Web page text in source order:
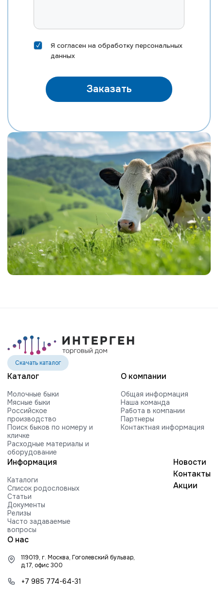
Я согласен на обработку персональных
данных
Заказать
Скачать каталог
Каталог
Молочные быки
Мясные быки
Российское
производство
Поиск быков по номеру и
кличке
Расходные материалы и
оборудование
О компании
Общая информация
Наша команда
Работа в компании
Партнеры
Контактная информация
Информация
Каталоги
Список родословных
Статьи
Документы
Релизы
Часто задаваемые
вопросы
Новости
Контакты
Акции
О нас
119019, г. Москва, Гоголевский бульвар,
д.17, офис 300
+7 985 774-64-31